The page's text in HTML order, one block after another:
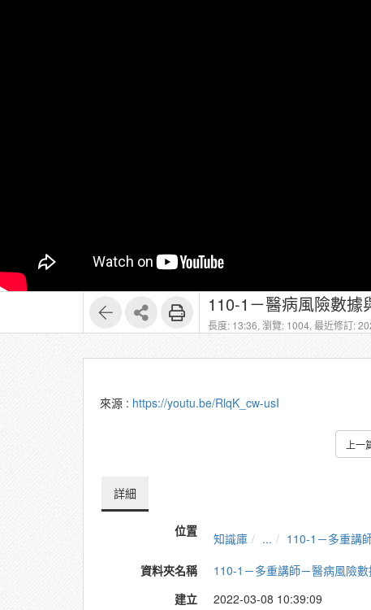
長度: 13:36, 瀏覽: 1004, 最近修訂:
來源 : https://youtu.be/RlqK_cw-usI
上一
詳細
位置 知識庫 ...
110-1－多重講
資料夾名稱
110-1－多重講師－醫病風險
建立
2022-03-08 10:39:09